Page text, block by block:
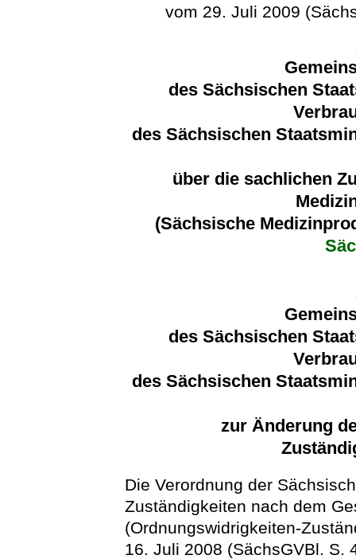
vom 29. Juli 2009
des Sächsischen
des Sächsischen
über die sachlichen
(Sächsische
des Sächsischen
des Sächsischen
zur Änderung
Die Verordnung der
Zuständigkeiten nach dem
(Ordnungswidrigkeiten-
16. Juli 2008 (SächsGVBl. S.